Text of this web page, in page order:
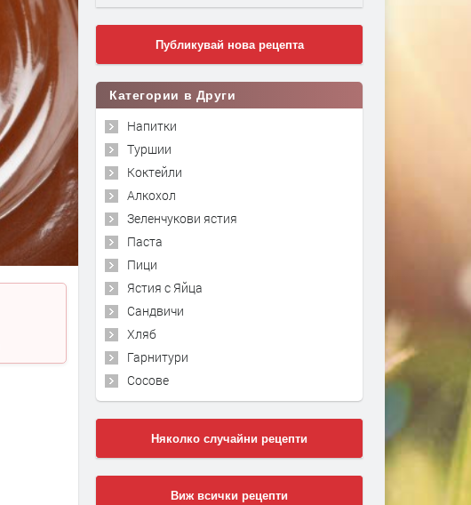
Публикувай нова рецепта
Категории в Други
Напитки
Туршии
Коктейли
Алкохол
Зеленчукови ястия
Паста
Пици
Ястия с Яйца
Сандвичи
Хляб
Гарнитури
Сосове
Няколко случайни рецепти
Виж всички рецепти